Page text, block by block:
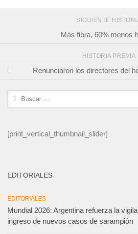
SIGUIENTE
Más fibra, 60% menos
HISTORIA PREVIA
Renunciaron los directores del
Buscar:
[print_vertical_thumbnail_slider]
EDITORIALES
EDITORIALES
Mundial 2026: Argentina refuerza la
ingreso de nuevos casos de sarampión